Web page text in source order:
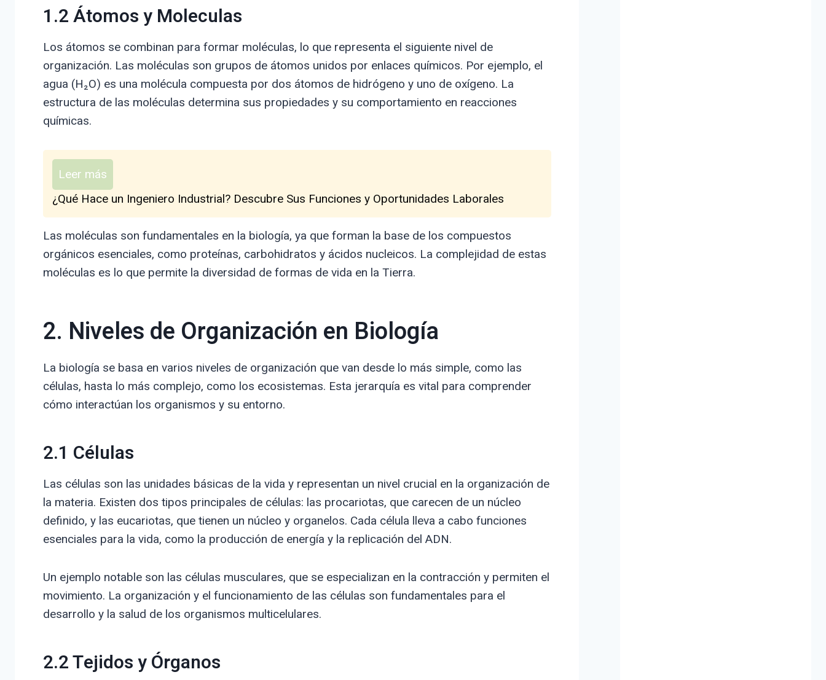
1.2 Átomos y Moleculas
Los átomos se combinan para formar moléculas, lo que representa el siguiente nivel de
organización. Las moléculas son grupos de átomos unidos por enlaces químicos. Por ejemplo, el
agua (H₂O) es una molécula compuesta por dos átomos de hidrógeno y uno de oxígeno. La
estructura de las moléculas determina sus propiedades y su comportamiento en reacciones
químicas.
Leer más
¿Qué Hace un Ingeniero Industrial? Descubre Sus Funciones y Oportunidades Laborales
Las moléculas son fundamentales en la biología, ya que forman la base de los compuestos
orgánicos esenciales, como proteínas, carbohidratos y ácidos nucleicos. La complejidad de estas
moléculas es lo que permite la diversidad de formas de vida en la Tierra.
2. Niveles de Organización en Biología
La biología se basa en varios niveles de organización que van desde lo más simple, como las
células, hasta lo más complejo, como los ecosistemas. Esta jerarquía es vital para comprender
cómo interactúan los organismos y su entorno.
2.1 Células
Las células son las unidades básicas de la vida y representan un nivel crucial en la organización de
la materia. Existen dos tipos principales de células: las procariotas, que carecen de un núcleo
definido, y las eucariotas, que tienen un núcleo y organelos. Cada célula lleva a cabo funciones
esenciales para la vida, como la producción de energía y la replicación del ADN.
Un ejemplo notable son las células musculares, que se especializan en la contracción y permiten el
movimiento. La organización y el funcionamiento de las células son fundamentales para el
desarrollo y la salud de los organismos multicelulares.
2.2 Tejidos y Órganos